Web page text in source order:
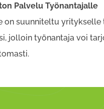
Palvelu Työnantajalle
on suunniteltu yritykselle
jolloin työnantaja voi